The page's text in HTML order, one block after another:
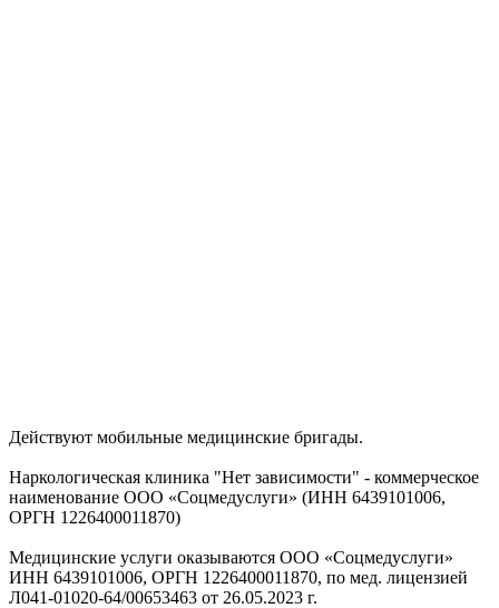
Действуют мобильные медицинские бригады.
Наркологическая клиника "Нет зависимости" - коммерческое
наименование ООО «Соцмедуслуги» (ИНН 6439101006,
ОРГН 1226400011870)
Медицинские услуги оказываются ООО «Соцмедуслуги»
ИНН 6439101006, ОРГН 1226400011870, по мед. лицензией
Л041-01020-64/00653463 от 26.05.2023 г.